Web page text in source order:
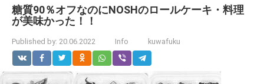
糖質90％オフなのにNOSHのロールケーキ・料理
が美味かった！！
Published by: 20.06.2022 Info kuwafuku